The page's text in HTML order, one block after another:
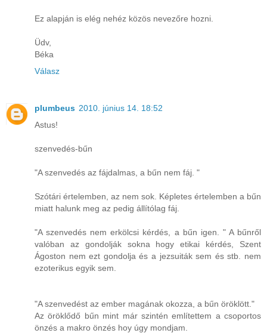
Ez alapján is elég nehéz közös nevezőre hozni.
Üdv,
Béka
Válasz
plumbeus 2010. június 14. 18:52
Astus!
szenvedés-bűn
"A szenvedés az fájdalmas, a bűn nem fáj. "
Szótári értelemben, az nem sok. Képletes értelemben a bűn
miatt halunk meg az pedig állítólag fáj.
"A szenvedés nem erkölcsi kérdés, a bűn igen. " A bűnről
valóban az gondolják sokna hogy etikai kérdés, Szent
Ágoston nem ezt gondolja és a jezsuiták sem és stb. nem
ezoterikus egyik sem.
"A szenvedést az ember magának okozza, a bűn öröklött."
Az öröklődő bűn mint már szintén említettem a csoportos
önzés a makro önzés hoy úgy mondjam.